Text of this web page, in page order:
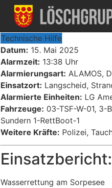
Technische Hilfe
Datum: 15. Mai 2025
Alarmzeit: 13:38 Uhr
Alarmierungsart: ALAMOS,
Einsatzort: Langscheid,
Alarmierte Einheiten: LG
Fahrzeuge: 03-TSF-W-01, 3-
Sundern 1-RettBoot-1
Weitere Kräfte: Polizei,
Einsatzbericht:
Wasserrettung am Sorpesee